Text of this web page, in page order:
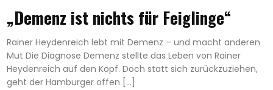
„Demenz ist nichts für Feiglinge“
Rainer Heydenreich lebt mit Demenz – und macht anderen
Mut Die Diagnose Demenz stellte das Leben von Rainer
Heydenreich auf den Kopf. Doch statt sich zurückzuziehen,
geht der Hamburger offen […]